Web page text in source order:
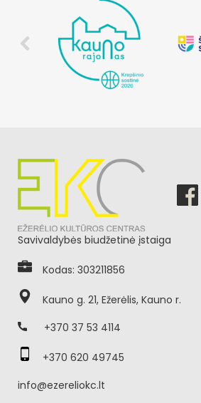
Savivaldybės biudžetinė įstaiga
Kodas: 303211856
Kauno g. 21, Ežerėlis, Kauno r.
+370 37 53 4114
+370 620 49745
info@ezereliokc.lt